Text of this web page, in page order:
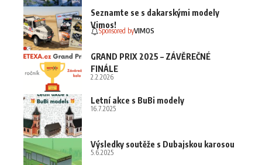
Seznamte se s dakarskými modely
Vimos!
Sponsored byVIMOS
GRAND PRIX 2025 – ZÁVĚREČNÉ
FINÁLE
2.2.2026
Letní akce s BuBi modely
16.7.2025
Výsledky soutěže s Dubajskou karosou
5.6.2025